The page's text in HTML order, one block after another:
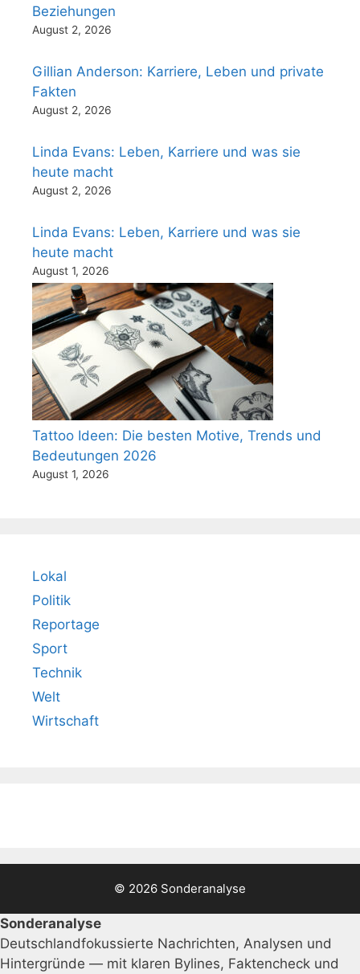
Beziehungen
August 2, 2026
Gillian Anderson: Karriere, Leben und private
Fakten
August 2, 2026
Linda Evans: Leben, Karriere und was sie
heute macht
August 2, 2026
Linda Evans: Leben, Karriere und was sie
heute macht
August 1, 2026
Tattoo Ideen: Die besten Motive, Trends und
Bedeutungen 2026
August 1, 2026
Lokal
Politik
Reportage
Sport
Technik
Welt
Wirtschaft
© 2026 Sonderanalyse
Sonderanalyse
Deutschlandfokussierte Nachrichten, Analysen und
Hintergründe — mit klaren Bylines, Faktencheck und